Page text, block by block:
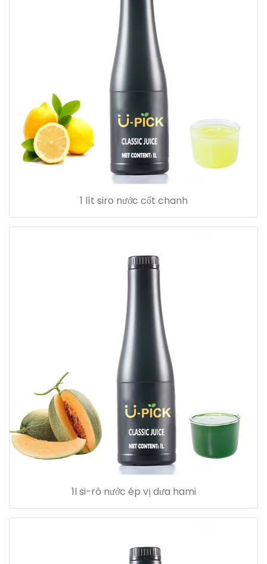
1 lít siro nước cốt chanh
1l si-rô nước ép vị dưa hami